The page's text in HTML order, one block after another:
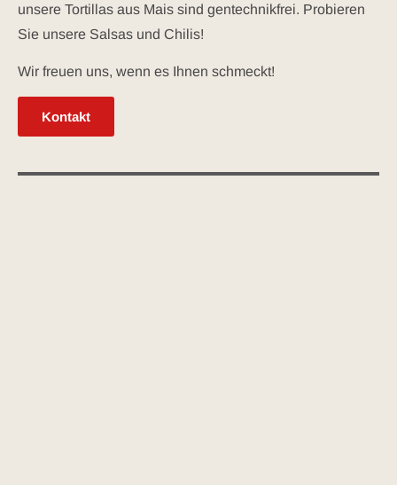
unsere Tortillas aus Mais sind gentechnikfrei. Probieren
Sie unsere Salsas und Chilis!
Wir freuen uns, wenn es Ihnen schmeckt!
Kontakt